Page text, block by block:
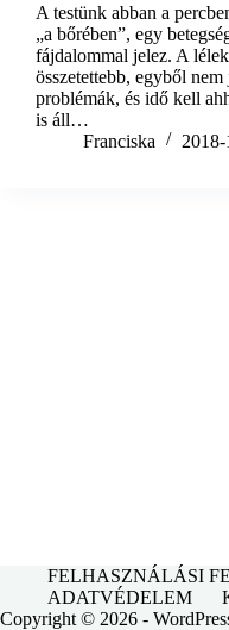
A testünk abban a
„a bőrében”, egy
fájdalommal jelez. A
összetettebb, egyből
problémák, és idő kell
is áll…
Franciska
FELHASZNÁLÁSI
ADATVÉDELEM
Copyright © 2026 -